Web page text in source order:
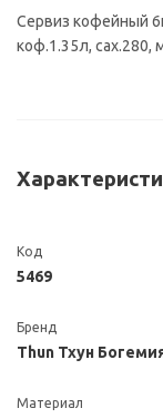
Сервиз кофейный
коф.1.35л, сах.280,
Код
5469
Бренд
Thun Тхун
Материал